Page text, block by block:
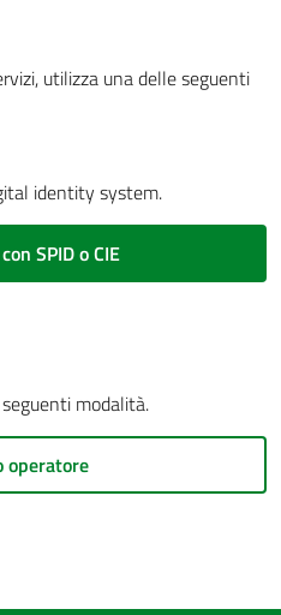
utilizza una delle seguenti
identity system.
SPID o CIE
modalità.
operatore